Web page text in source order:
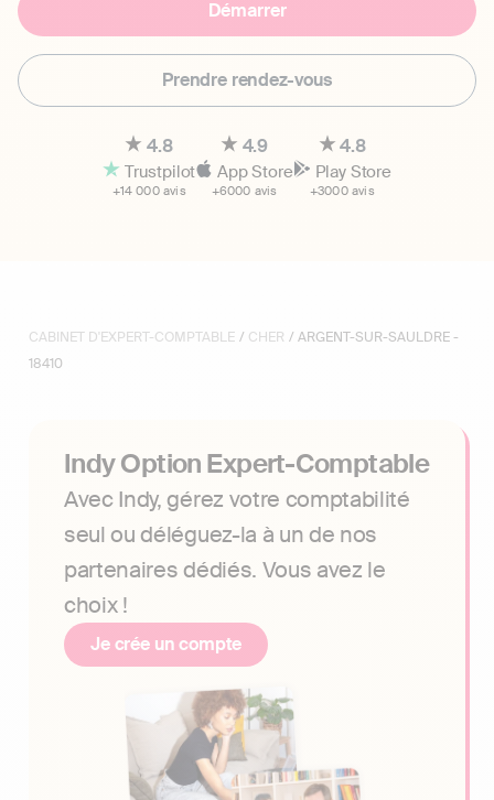
Démarrer
Prendre rendez-vous
4.8
Trustpilot
+14 000 avis
4.9
App Store
+6000 avis
4.8
Play Store
+3000 avis
CABINET D'EXPERT-COMPTABLE / CHER / ARGENT-SUR-SAULDRE -
18410
Indy Option Expert-Comptable
Avec Indy, gérez votre comptabilité
seul ou déléguez-la à un de nos
partenaires dédiés. Vous avez le
choix !
Je crée un compte